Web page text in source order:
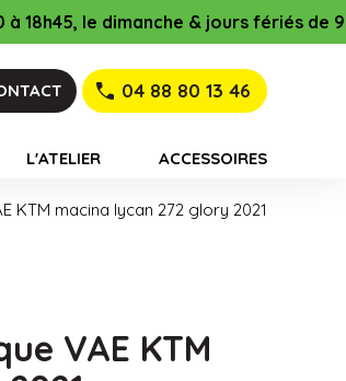
& jours fériés de 9h à 12h & de 16h à
04 88 80 13 46
L'ATELIER ACCESSOIRES
KTM macina lycan 272 glory 2021
VAE KTM